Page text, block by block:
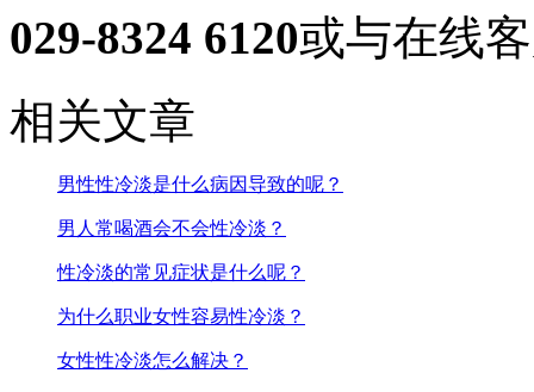
029-8324 6120或与在线
相关文章
男性性冷淡是什么病因导致的呢？
男人常喝酒会不会性冷淡？
性冷淡的常见症状是什么呢？
为什么职业女性容易性冷淡？
女性性冷淡怎么解决？